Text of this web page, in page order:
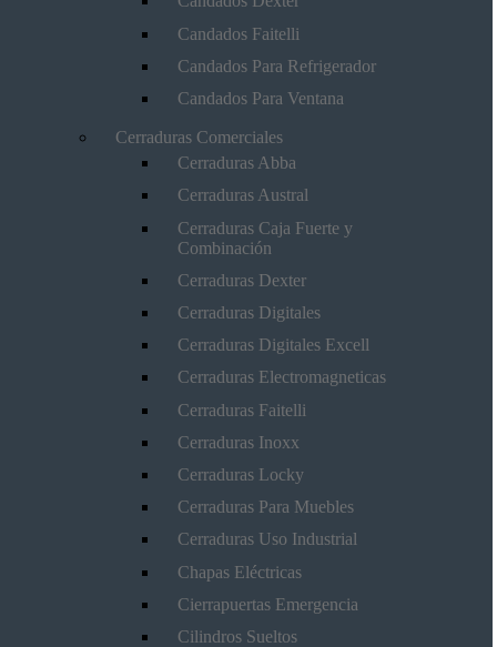
Candados Faitelli
Candados Para Refrigerador
Candados Para Ventana
Cerraduras Comerciales
Cerraduras Abba
Cerraduras Austral
Cerraduras Caja Fuerte y
Combinación
Cerraduras Dexter
Cerraduras Digitales
Cerraduras Digitales Excell
Cerraduras Electromagneticas
Cerraduras Faitelli
Cerraduras Inoxx
Cerraduras Locky
Cerraduras Para Muebles
Cerraduras Uso Industrial
Chapas Eléctricas
Cierrapuertas Emergencia
Cilindros Sueltos